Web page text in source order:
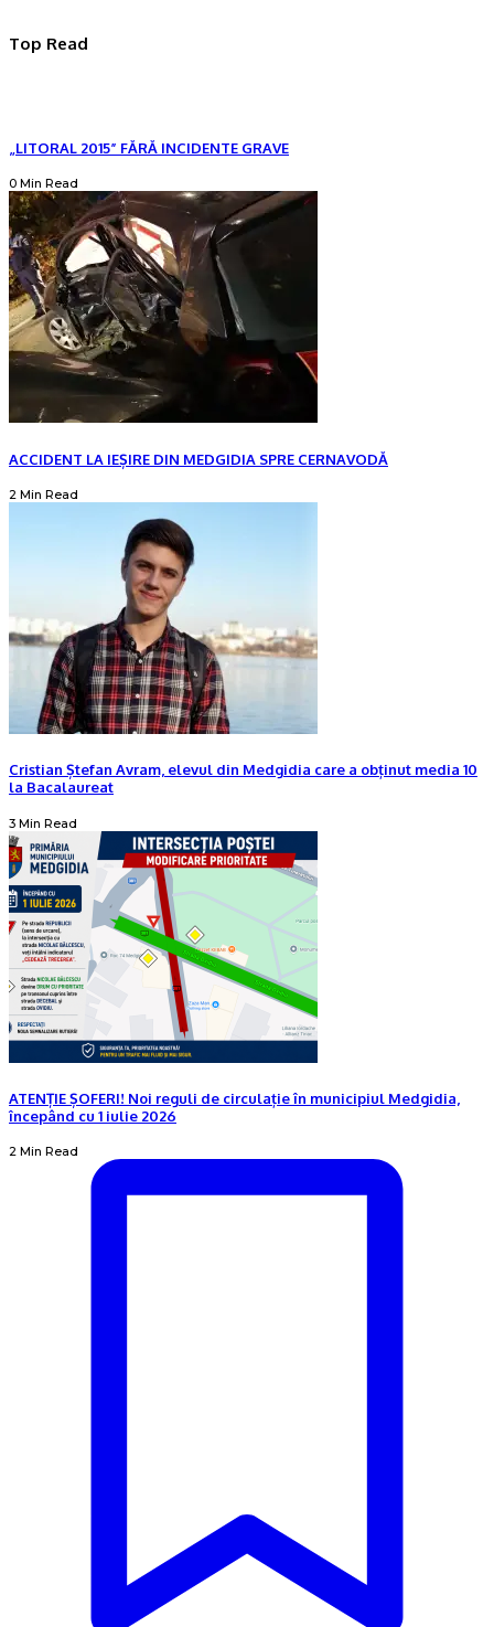
Top Read
„LITORAL 2015” FĂRĂ INCIDENTE GRAVE
0 Min Read
ACCIDENT LA IEȘIRE DIN MEDGIDIA SPRE CERNAVODĂ
2 Min Read
Cristian Ștefan Avram, elevul din Medgidia care a obținut media 10
la Bacalaureat
3 Min Read
ATENȚIE ȘOFERI! Noi reguli de circulație în municipiul Medgidia,
începând cu 1 iulie 2026
2 Min Read